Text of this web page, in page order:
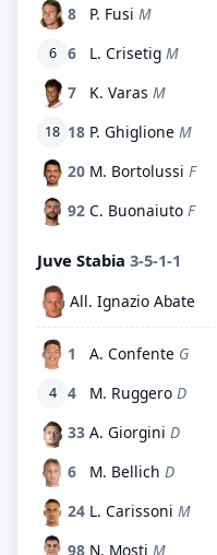
8
P. Fusi M
6 6 L. Crisetig M
7
K. Varas M
18 18 P. Ghiglione M
20 M. Bortolussi F
92 C. Buonaiuto F
Juve Stabia 3-5-1-1
All. Ignazio Abate
1 A. Confente G
4 4 M. Ruggero D
33 A. Giorgini D
6
M. Bellich D
24 L. Carissoni M
98 N. Mosti M